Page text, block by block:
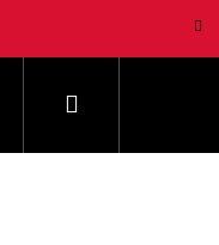
Výhodná balení
Nákupní